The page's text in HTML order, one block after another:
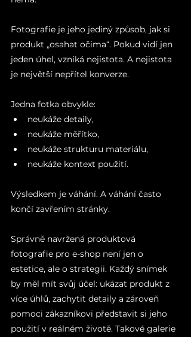
Fotografie je jeho jediný způsob, jak si
produkt „osahat očima“. Pokud vidí jen
jeden úhel, vzniká nejistota. A nejistota
je největší nepřítel konverze.
Jedna fotka obvykle:
neukáže detaily,
neukáže měřítko,
neukáže strukturu materiálu,
neukáže kontext použití.
Výsledkem je váhání. A váhání často
končí zavřením stránky.
Správně navržená produktová
fotografie pro e-shop není jen o
estetice, ale o strategii. Každý snímek
by měl mít svůj účel: ukázat produkt z
více úhlů, zachytit detaily a zároveň
pomoci zákazníkovi představit si jeho
použití v reálném životě. Takové galerie